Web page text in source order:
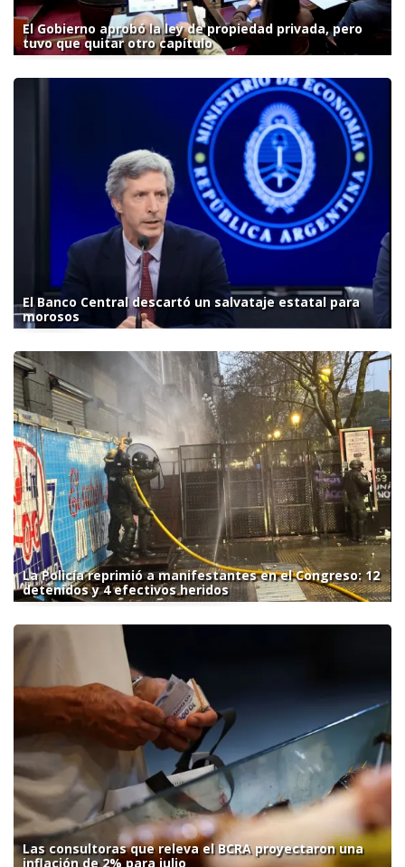
El Gobierno aprobó la ley de propiedad privada, pero
tuvo que quitar otro capítulo
El Banco Central descartó un salvataje estatal para
morosos
La Policía reprimió a manifestantes en el Congreso: 12
detenidos y 4 efectivos heridos
Las consultoras que releva el BCRA proyectaron una
inflación de 2% para julio